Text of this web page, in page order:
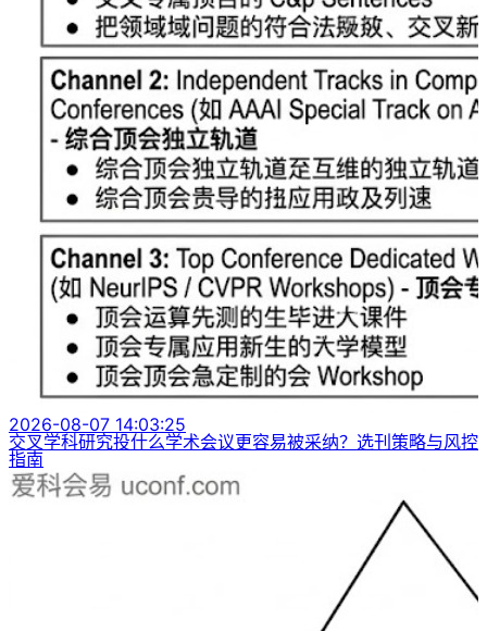
2026-08-07 14:03:25
交叉学科研究投什么学术会议更容易被采纳？选刊策略与风控
指南